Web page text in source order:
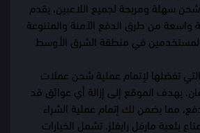
سهلة ومريحة لجميع اللاعبين، يقدم
من طرق الدفع الآمنة والمتنوعة
المستخدمين في منطقة الشرق الأوسط
التي تفضلها لإتمام عملية شحن عملات
يهدف الموقع إلى إزالة أي عوائق قد
مما يضمن لك إتمام عملية الشراء
بلعبة مارفل رايفلز. تشمل الخيارات